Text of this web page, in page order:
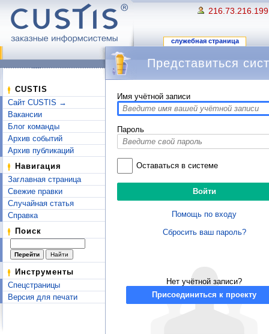
216.73.216.199
служебная страница
CUSTIS
Сайт CUSTIS →
Вакансии
Блог команды
Архив событий
Архив публикаций
Навигация
Заглавная страница
Свежие правки
Случайная статья
Справка
Поиск
Инструменты
Спецстраницы
Версия для печати
Представиться
Имя учётной записи
Пароль
Оставаться в системе
Помощь по входу
Сбросить ваш пароль?
Нет учётной записи?
Присоединиться к проекту